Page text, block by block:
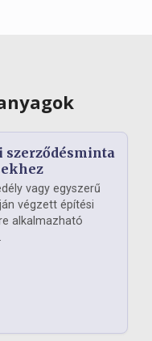
szerződésminta
vagy egyszerű
végzett építési
alkalmazható